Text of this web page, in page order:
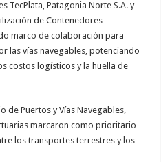
TecPlata, Patagonia Norte S.A. y
de Contenedores
marco de colaboración para
las vías navegables, potenciando
costos logísticos y la huella de
de Puertos y Vías Navegables,
marcaron como prioritario
los transportes terrestres y los